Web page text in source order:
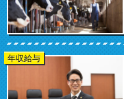
年収給与